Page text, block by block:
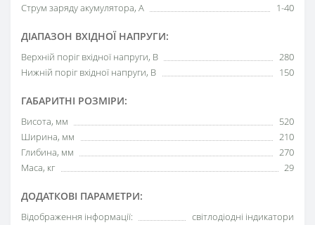
Струм заряду акумулятора, А
1-40
ДІАПАЗОН ВХІДНОЇ НАПРУГИ:
Верхній поріг вхідної напруги, В
280
Нижній поріг вхідної напруги, В
150
ГАБАРИТНІ РОЗМІРИ:
Висота, мм
520
Ширина, мм
210
Глибина, мм
270
Маса, кг
29
ДОДАТКОВІ ПАРАМЕТРИ:
Відображення інформації:
світлодіодні індикатори